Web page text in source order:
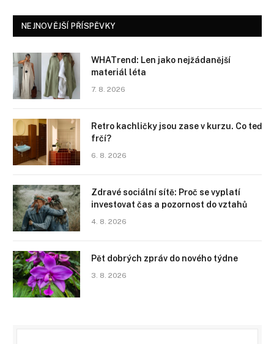
NEJNOVĚJŠÍ PŘÍSPĚVKY
WHATrend: Len jako nejžádanější
materiál léta
7. 8. 2026
Retro kachličky jsou zase v kurzu. Co teď
frčí?
6. 8. 2026
Zdravé sociální sítě: Proč se vyplatí
investovat čas a pozornost do vztahů
4. 8. 2026
Pět dobrých zpráv do nového týdne
3. 8. 2026